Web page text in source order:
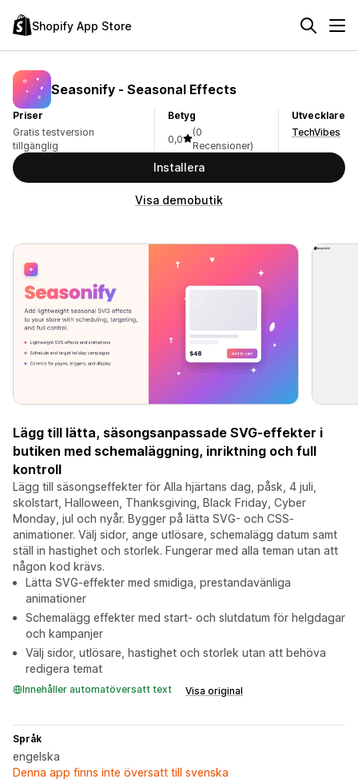
Shopify App Store
Seasonify ‑ Seasonal Effects
Priser
Gratis testversion
tillgänglig
Betyg
0,0
(0
Recensioner)
Utvecklare
TechVibes
Installera
Visa demobutik
Lägg till lätta, säsongsanpassade SVG-effekter i
butiken med schemaläggning, inriktning och full
kontroll
Lägg till säsongseffekter för Alla hjärtans dag, påsk, 4 juli,
skolstart, Halloween, Thanksgiving, Black Friday, Cyber
Monday, jul och nyår. Bygger på lätta SVG- och CSS-
animationer. Välj sidor, ange utlösare, schemalägg datum samt
ställ in hastighet och storlek. Fungerar med alla teman utan att
någon kod krävs.
Lätta SVG-effekter med smidiga, prestandavänliga
animationer
Schemalägg effekter med start- och slutdatum för helgdagar
och kampanjer
Välj sidor, utlösare, hastighet och storlek utan att behöva
redigera temat
Innehåller automatöversatt text Visa original
Språk
engelska
Denna app finns inte översatt till svenska